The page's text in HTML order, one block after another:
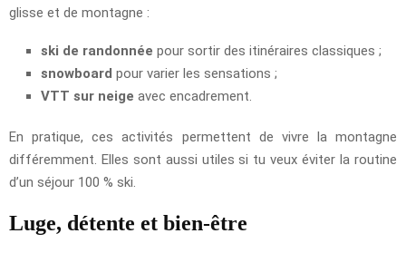
glisse et de montagne :
ski de randonnée pour sortir des itinéraires classiques ;
snowboard pour varier les sensations ;
VTT sur neige avec encadrement.
En pratique, ces activités permettent de vivre la montagne
différemment. Elles sont aussi utiles si tu veux éviter la routine
d’un séjour 100 % ski.
Luge, détente et bien-être